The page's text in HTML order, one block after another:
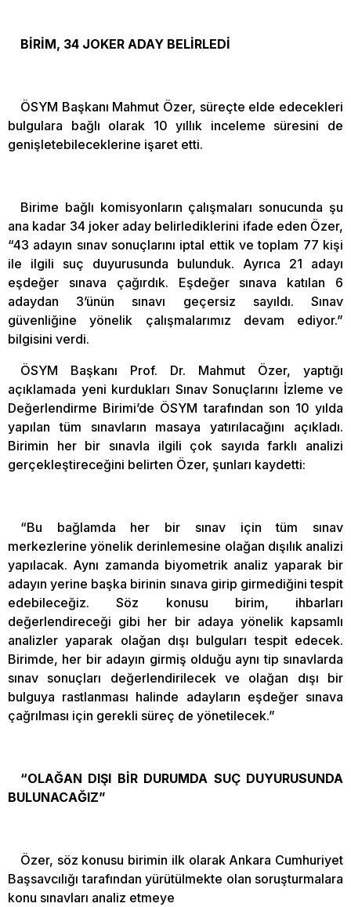
BİRİM, 34 JOKER ADAY BELİRLEDİ
ÖSYM Başkanı Mahmut Özer, süreçte elde edecekleri
bulgulara bağlı olarak 10 yıllık inceleme süresini de
genişletebileceklerine işaret etti.
Birime bağlı komisyonların çalışmaları sonucunda şu
ana kadar 34 joker aday belirlediklerini ifade eden Özer,
“43 adayın sınav sonuçlarını iptal ettik ve toplam 77 kişi
ile ilgili suç duyurusunda bulunduk. Ayrıca 21 adayı
eşdeğer sınava çağırdık. Eşdeğer sınava katılan 6
adaydan 3’ünün sınavı geçersiz sayıldı. Sınav
güvenliğine yönelik çalışmalarımız devam ediyor.”
bilgisini verdi.
ÖSYM Başkanı Prof. Dr. Mahmut Özer, yaptığı
açıklamada yeni kurdukları Sınav Sonuçlarını İzleme ve
Değerlendirme Birimi’de ÖSYM tarafından son 10 yılda
yapılan tüm sınavların masaya yatırılacağını açıkladı.
Birimin her bir sınavla ilgili çok sayıda farklı analizi
gerçekleştireceğini belirten Özer, şunları kaydetti:
“Bu bağlamda her bir sınav için tüm sınav
merkezlerine yönelik derinlemesine olağan dışılık analizi
yapılacak. Aynı zamanda biyometrik analiz yaparak bir
adayın yerine başka birinin sınava girip girmediğini tespit
edebileceğiz. Söz konusu birim, ihbarları
değerlendireceği gibi her bir adaya yönelik kapsamlı
analizler yaparak olağan dışı bulguları tespit edecek.
Birimde, her bir adayın girmiş olduğu aynı tip sınavlarda
sınav sonuçları değerlendirilecek ve olağan dışı bir
bulguya rastlanması halinde adayların eşdeğer sınava
çağrılması için gerekli süreç de yönetilecek.”
“OLAĞAN DIŞI BİR DURUMDA SUÇ DUYURUSUNDA
BULUNACAĞIZ”
Özer, söz konusu birimin ilk olarak Ankara Cumhuriyet
Başsavcılığı tarafından yürütülmekte olan soruşturmalara
konu sınavları analiz etmeye